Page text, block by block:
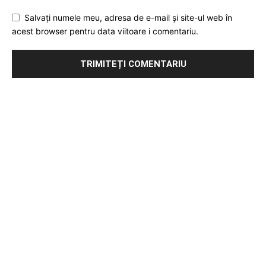
Salvați numele meu, adresa de e-mail și site-ul web în
acest browser pentru data viitoare i comentariu.